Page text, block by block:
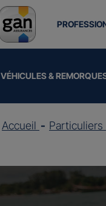
VÉHICULES &
Accueil Particuliers